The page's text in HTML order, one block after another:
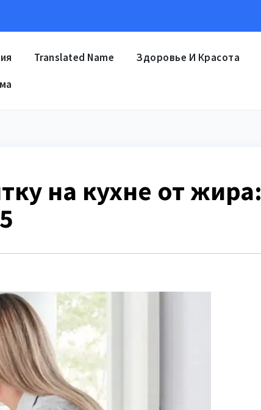
Translated Name Здоровье И Красота
на кухне от жира: